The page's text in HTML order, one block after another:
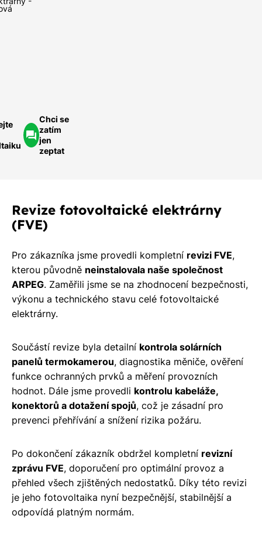
míru.
Chci se
zatím
jen
zeptat
Revize fotovoltaické elektrárny
(FVE)
Pro zákazníka jsme provedli kompletní revizi FVE,
kterou původně neinstalovala naše společnost
ARPEG. Zaměřili jsme se na zhodnocení bezpečnosti,
výkonu a technického stavu celé fotovoltaické
elektrárny.
Součástí revize byla detailní kontrola solárních
panelů termokamerou, diagnostika měniče, ověření
funkce ochranných prvků a měření provozních
hodnot. Dále jsme provedli kontrolu kabeláže,
konektorů a dotažení spojů, což je zásadní pro
prevenci přehřívání a snížení rizika požáru.
Po dokončení zákazník obdržel kompletní revizní
zprávu FVE, doporučení pro optimální provoz a
přehled všech zjištěných nedostatků. Díky této revizi
je jeho fotovoltaika nyní bezpečnější, stabilnější a
odpovídá platným normám.